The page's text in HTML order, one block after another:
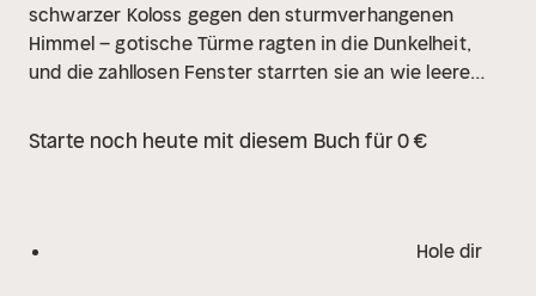
schwarzer Koloss gegen den sturmverhangenen
Himmel – gotische Türme ragten in die Dunkelheit,
und die zahllosen Fenster starrten sie an wie leere
möchten, Miss?", fragte der Kutscher mit besorgter
wirklich? Als sie vor drei Wochen den Brief erhalten
Starte noch heute mit diesem Buch für 0 €
Hole dir